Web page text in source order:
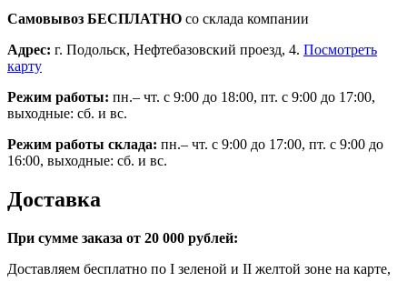
Самовывоз БЕСПЛАТНО со склада компании
Адрес: г. Подольск, Нефтебазовский проезд, 4. Посмотреть
карту
Режим работы: пн.– чт. с 9:00 до 18:00, пт. с 9:00 до 17:00,
выходные: сб. и вс.
Режим работы склада: пн.– чт. с 9:00 до 17:00, пт. с 9:00 до
16:00, выходные: сб. и вс.
Доставка
При сумме заказа от 20 000 рублей:
Доставляем бесплатно по I зеленой и II желтой зоне на карте,